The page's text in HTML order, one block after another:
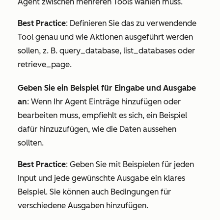
Agent zwischen mehreren Tools wählen muss.
Best Practice: Definieren Sie das zu verwendende
Tool genau und wie Aktionen ausgeführt werden
sollen, z. B. query_database, list_databases oder
retrieve_page.
Geben Sie ein Beispiel für Eingabe und Ausgabe
an: Wenn Ihr Agent Einträge hinzufügen oder
bearbeiten muss, empfiehlt es sich, ein Beispiel
dafür hinzuzufügen, wie die Daten aussehen
sollten.
Best Practice: Geben Sie mit Beispielen für jeden
Input und jede gewünschte Ausgabe ein klares
Beispiel. Sie können auch Bedingungen für
verschiedene Ausgaben hinzufügen.